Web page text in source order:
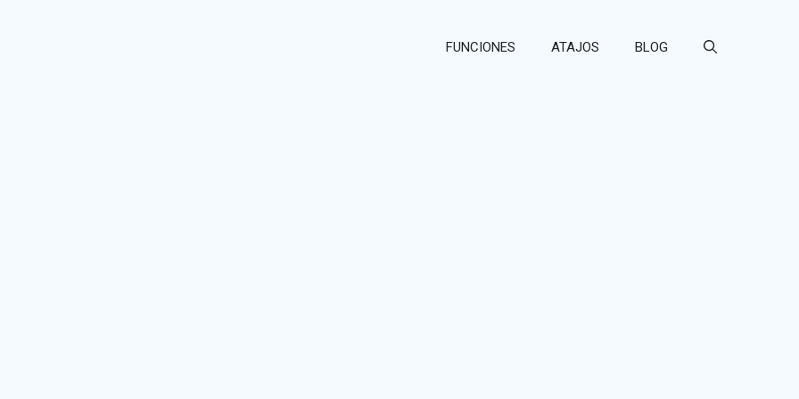
FUNCIONES ATAJOS BLOG